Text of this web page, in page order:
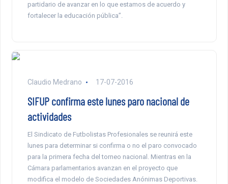
partidario de avanzar en lo que estamos de acuerdo y
fortalecer la educación pública”.
Claudio Medrano 17-07-2016
SIFUP confirma este lunes paro nacional de
actividades
El Sindicato de Futbolistas Profesionales se reunirá este
lunes para determinar si confirma o no el paro convocado
para la primera fecha del torneo nacional. Mientras en la
Cámara parlamentarios avanzan en el proyecto que
modifica el modelo de Sociedades Anónimas Deportivas.